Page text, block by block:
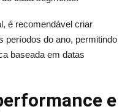
é recomendável criar
períodos do ano, permitindo
baseada em datas
e